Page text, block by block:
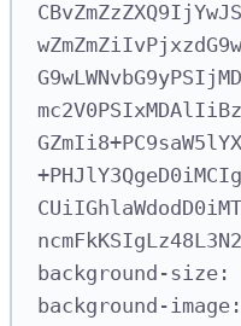
GZmIi8+
+
background-size:
background-